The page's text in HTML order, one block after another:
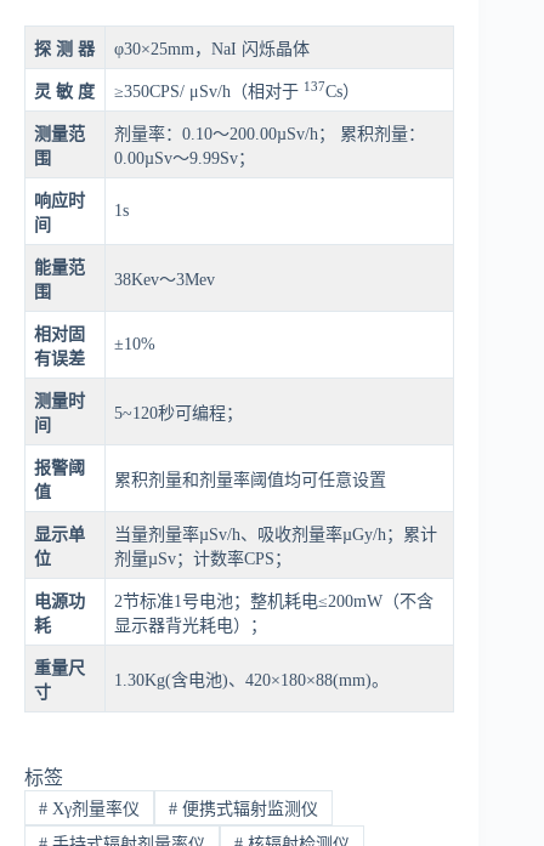
探 测 器 φ30×25mm，NaI 闪烁晶体
灵 敏 度 ≥350CPS/ μSv/h（相对于 137Cs）
测量范
围
剂量率：0.10～200.00µSv/h； 累积剂量：
0.00µSv～9.99Sv；
响应时
间
1s
能量范
围
38Kev～3Mev
相对固
有误差
±10%
测量时
间
5~120秒可编程；
报警阈
值
累积剂量和剂量率阈值均可任意设置
显示单
位
当量剂量率µSv/h、吸收剂量率µGy/h；累计
剂量µSv；计数率CPS；
电源功
耗
2节标准1号电池；整机耗电≤200mW（不含
显示器背光耗电）；
重量尺
寸
1.30Kg(含电池)、420×180×88(mm)。
标签
#Xγ剂量率仪 #便携式辐射监测仪